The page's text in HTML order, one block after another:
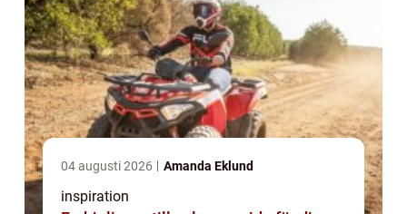
04 augusti 2026 Amanda Eklund
inspiration